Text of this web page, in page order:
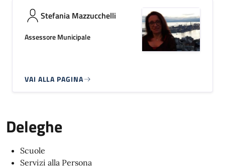
Stefania Mazzucchelli
Assessore Municipale
VAI ALLA PAGINA
Deleghe
Scuole
Servizi alla Persona